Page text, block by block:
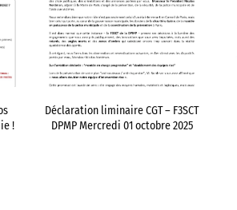
!
Déclaration liminaire CGT – F3SCT
DPMP Mercredi 01 octobre 2025